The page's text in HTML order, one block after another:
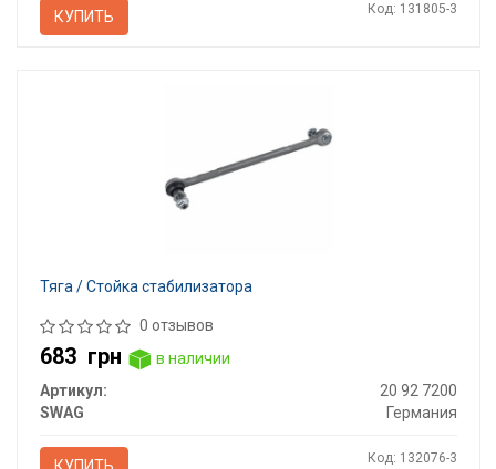
КУПИТЬ Код: 131805-3
Тяга / Стойка стабилизатора
0 отзывов
683 грн
в наличии
Артикул:
20 92 7200
SWAG
Германия
Код: 132076-3